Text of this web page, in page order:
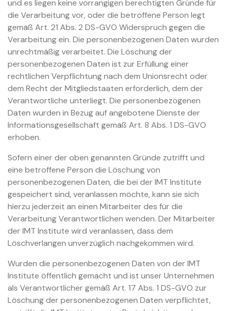
und es liegen keine vorrangigen berechtigten Gründe für
die Verarbeitung vor, oder die betroffene Person legt
gemäß Art. 21 Abs. 2 DS-GVO Widerspruch gegen die
Verarbeitung ein. Die personenbezogenen Daten wurden
unrechtmäßig verarbeitet. Die Löschung der
personenbezogenen Daten ist zur Erfüllung einer
rechtlichen Verpflichtung nach dem Unionsrecht oder
dem Recht der Mitgliedstaaten erforderlich, dem der
Verantwortliche unterliegt. Die personenbezogenen
Daten wurden in Bezug auf angebotene Dienste der
Informationsgesellschaft gemäß Art. 8 Abs. 1 DS-GVO
erhoben.
Sofern einer der oben genannten Gründe zutrifft und
eine betroffene Person die Löschung von
personenbezogenen Daten, die bei der IMT Institute
gespeichert sind, veranlassen möchte, kann sie sich
hierzu jederzeit an einen Mitarbeiter des für die
Verarbeitung Verantwortlichen wenden. Der Mitarbeiter
der IMT Institute wird veranlassen, dass dem
Löschverlangen unverzüglich nachgekommen wird.
Wurden die personenbezogenen Daten von der IMT
Institute öffentlich gemacht und ist unser Unternehmen
als Verantwortlicher gemäß Art. 17 Abs. 1 DS-GVO zur
Löschung der personenbezogenen Daten verpflichtet,